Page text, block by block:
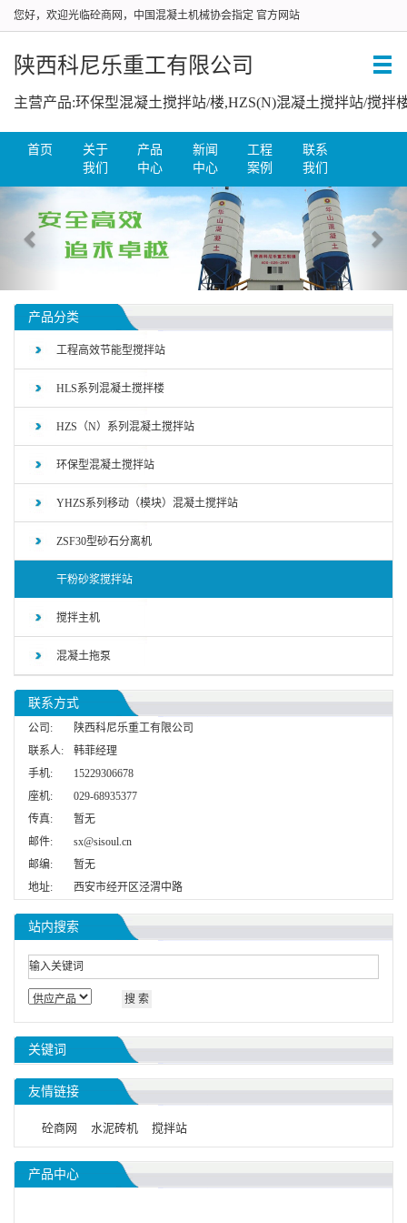
您好，欢迎光临砼商网，中国混凝土机械协会指定 官方网站
陕西科尼乐重工有限公司
首页
关于
我们
产品
中心
新闻
中心
工程
案例
联系
我们
产品分类
工程高效节能型搅拌站
HLS系列混凝土搅拌楼
HZS（N）系列混凝土搅拌站
环保型混凝土搅拌站
YHZS系列移动（模块）混凝土搅拌站
ZSF30型砂石分离机
干粉砂浆搅拌站
搅拌主机
混凝土拖泵
联系方式
公司:
陕西科尼乐重工有限公司
联系人:
韩菲经理
手机:
15229306678
座机:
029-68935377
传真:
暂无
邮件:
sx@sisoul.cn
邮编:
暂无
地址:
西安市经开区泾渭中路
站内搜索
关键词
友情链接
砼商网 水泥砖机 搅拌站
产品中心